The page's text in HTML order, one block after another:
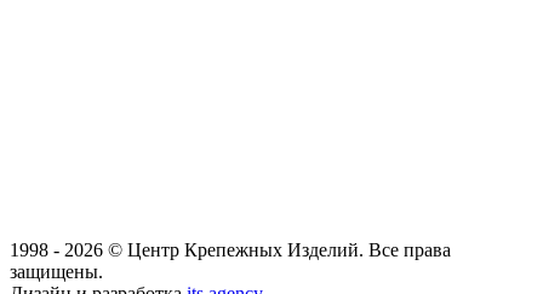
1998 - 2026 © Центр Крепежных Изделий. Все права
защищены.